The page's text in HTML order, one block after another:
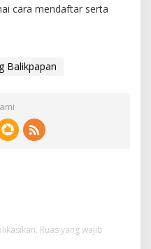
cara mendaftar serta
Balikpapan
Ruas yang wajib